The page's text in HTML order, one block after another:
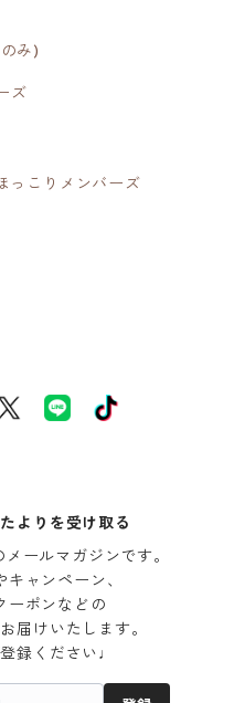
み)
ズ
っこりメンバーズ
よりを受け取る
ールマガジンです。
キャンペーン、
ーポンなどの
届けいたします。
録ください♩